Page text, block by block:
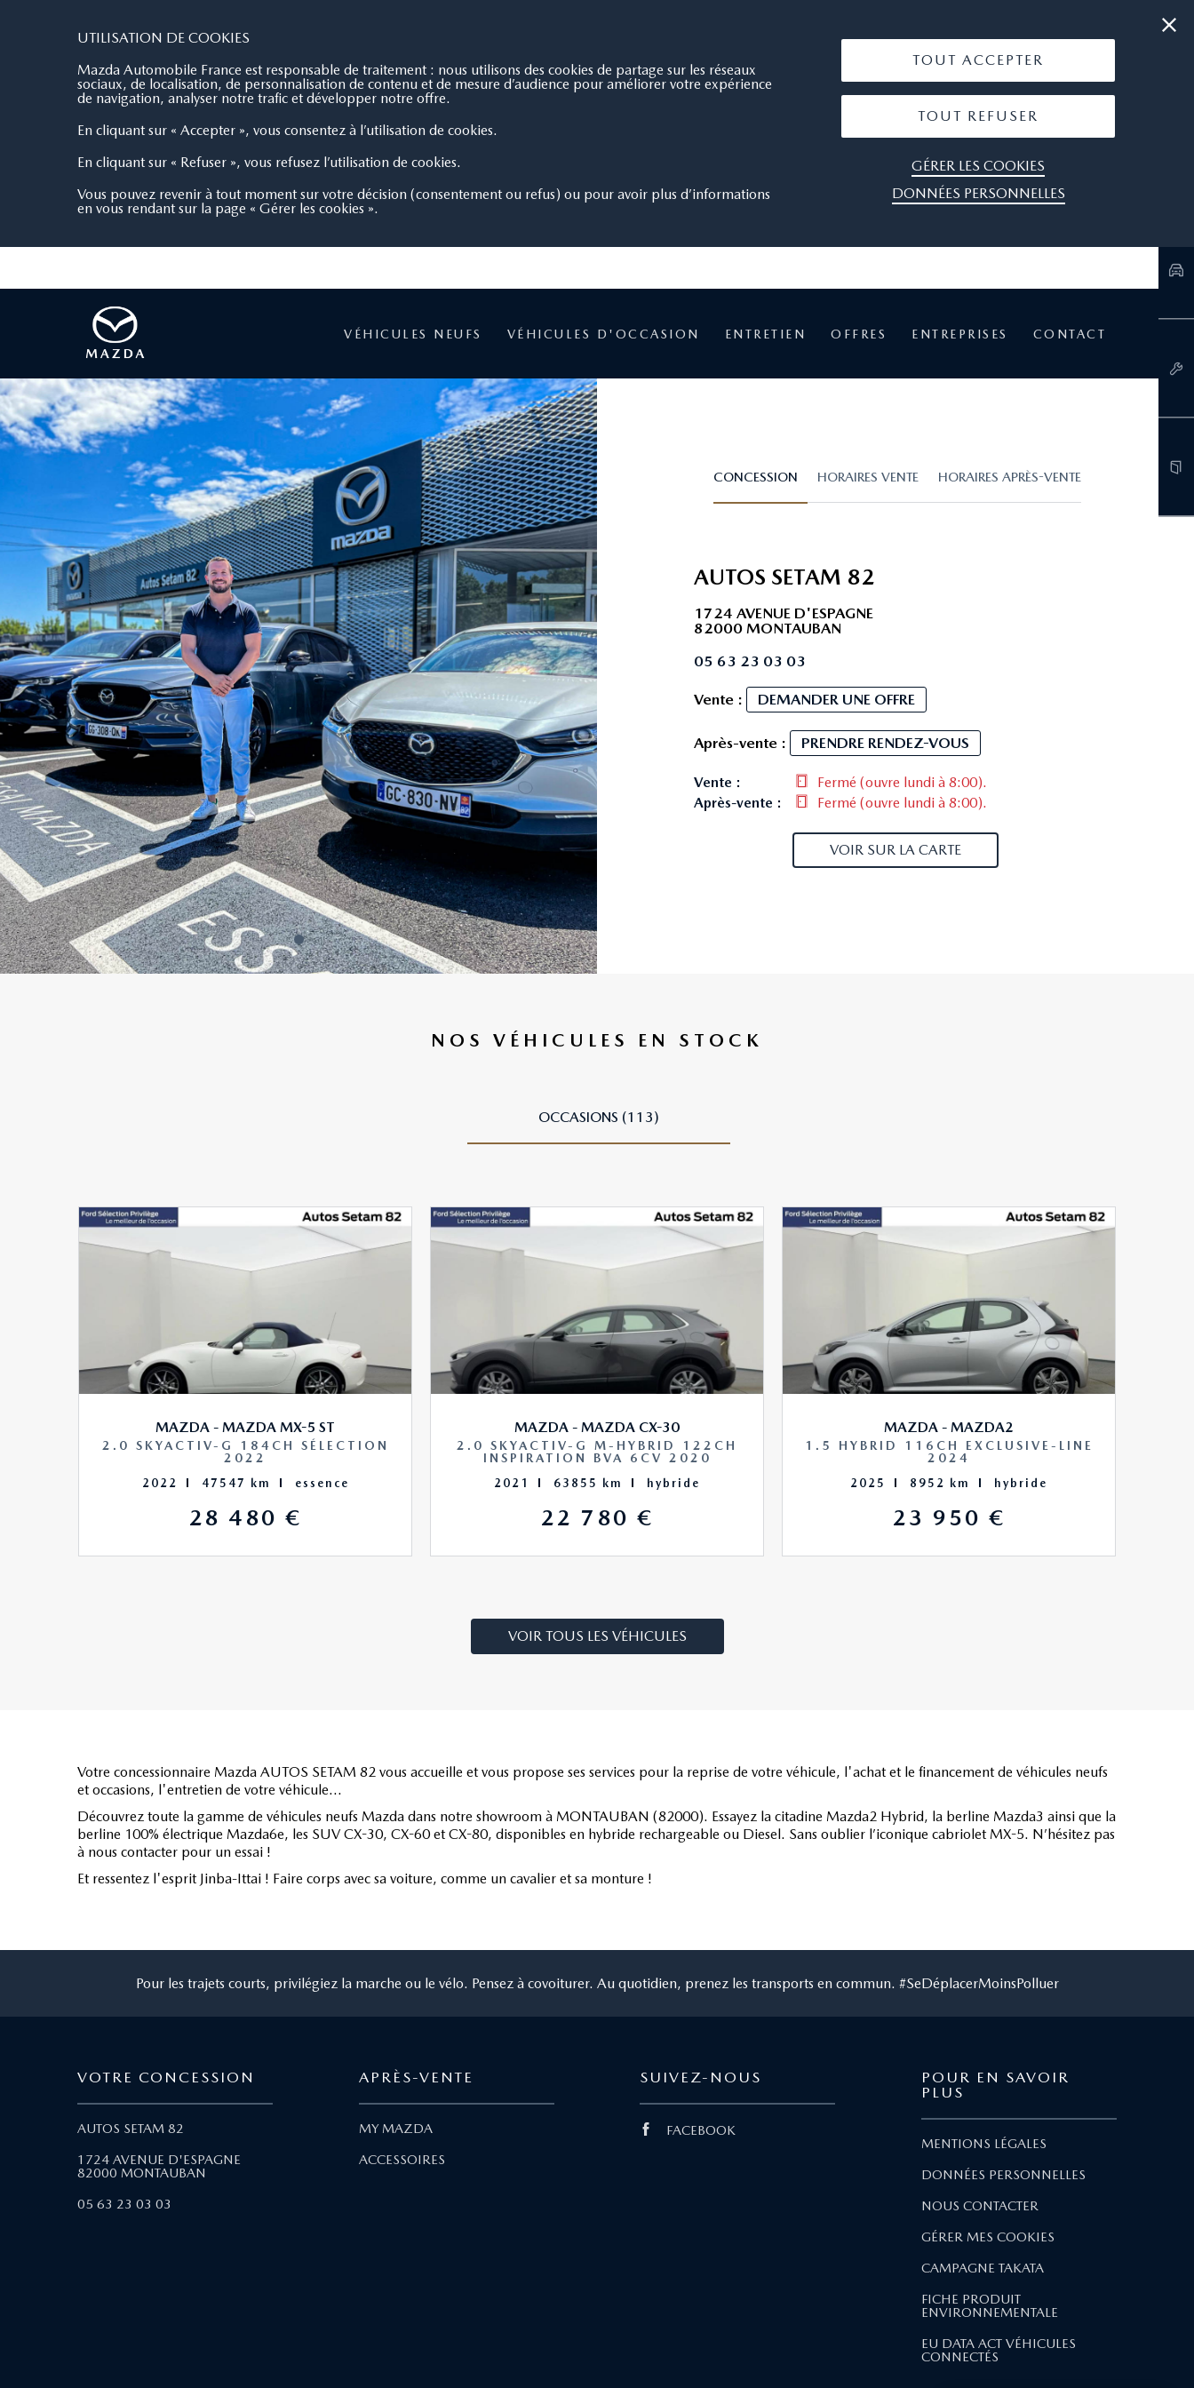
UTILISATION DE COOKIES
Mazda Automobile France est responsable de traitement : nous utilisons des cookies de partage sur les réseaux
sociaux, de localisation, de personnalisation de contenu et de mesure d’audience pour améliorer votre expérience
de navigation, analyser notre trafic et développer notre offre.
En cliquant sur « Accepter », vous consentez à l’utilisation de cookies.
En cliquant sur « Refuser », vous refusez l’utilisation de cookies.
Vous pouvez revenir à tout moment sur votre décision (consentement ou refus) ou pour avoir plus d’informations
en vous rendant sur la page « Gérer les cookies ».
TOUT ACCEPTER
TOUT REFUSER
GÉRER LES COOKIES
DONNÉES PERSONNELLES
VÉHICULES NEUFS VÉHICULES D'OCCASION ENTRETIEN OFFRES ENTREPRISES CONTACT
CONCESSION HORAIRES VENTE HORAIRES APRÈS-VENTE
AUTOS SETAM 82
1724 AVENUE D'ESPAGNE
82000 MONTAUBAN
05 63 23 03 03
Vente : DEMANDER UNE OFFRE
Après-vente : PRENDRE RENDEZ-VOUS
Vente : Fermé (ouvre lundi à 8:00).
Après-vente :
Fermé (ouvre lundi à 8:00).
VOIR SUR LA CARTE
NOS VÉHICULES EN STOCK
OCCASIONS (113)
MAZDA - MAZDA MX-5 ST
2.0 SKYACTIV-G 184CH SÉLECTION
2022
2022 47547 km essence
28 480 €
MAZDA - MAZDA CX-30
2.0 SKYACTIV-G M-HYBRID 122CH
INSPIRATION BVA 6CV 2020
2021 63855 km hybride
22 780 €
MAZDA - MAZDA2
1.5 HYBRID 116CH EXCLUSIVE-LINE
2024
2025 8952 km hybride
23 950 €
VOIR TOUS LES VÉHICULES
Votre concessionnaire Mazda AUTOS SETAM 82 vous accueille et vous propose ses services pour la reprise de votre véhicule, l'achat et le financement de véhicules neufs
et occasions, l'entretien de votre véhicule...
Découvrez toute la gamme de véhicules neufs Mazda dans notre showroom à MONTAUBAN (82000). Essayez la citadine Mazda2 Hybrid, la berline Mazda3 ainsi que la
berline 100% électrique Mazda6e, les SUV CX-30, CX-60 et CX-80, disponibles en hybride rechargeable ou Diesel. Sans oublier l’iconique cabriolet MX-5. N’hésitez pas
à nous contacter pour un essai !
Et ressentez l'esprit Jinba-Ittai ! Faire corps avec sa voiture, comme un cavalier et sa monture !
Pour les trajets courts, privilégiez la marche ou le vélo. Pensez à covoiturer. Au quotidien, prenez les transports en commun. #SeDéplacerMoinsPolluer
VOTRE CONCESSION
AUTOS SETAM 82
1724 AVENUE D'ESPAGNE
82000 MONTAUBAN
05 63 23 03 03
APRÈS-VENTE
MY MAZDA
ACCESSOIRES
SUIVEZ-NOUS
FACEBOOK
POUR EN SAVOIR
PLUS
MENTIONS LÉGALES
DONNÉES PERSONNELLES
NOUS CONTACTER
GÉRER MES COOKIES
CAMPAGNE TAKATA
FICHE PRODUIT
ENVIRONNEMENTALE
EU DATA ACT VÉHICULES
CONNECTÉS